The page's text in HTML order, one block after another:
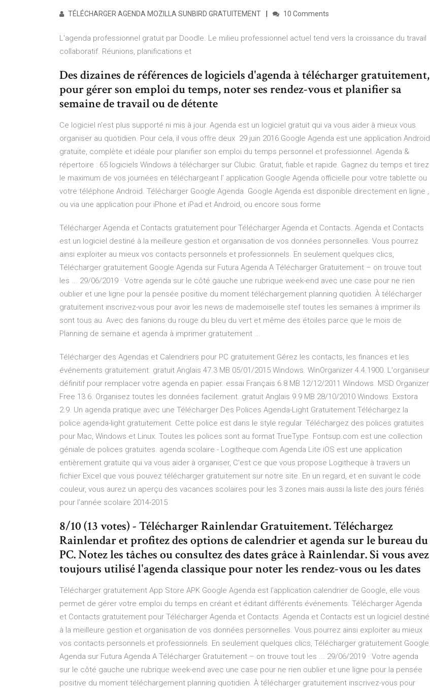
TÉLÉCHARGER AGENDA MOZILLA SUNBIRD GRATUITEMENT 10 Comments
L'agenda professionnel gratuit par Doodle. Le milieu professionnel actuel tend vers la croissance du travail
collaboratif. Réunions, planifications et
Des dizaines de références de logiciels d'agenda à télécharger gratuitement,
pour gérer son emploi du temps, noter ses rendez-vous et planifier sa
semaine de travail ou de détente
Ce logiciel n'est plus supporté ni mis à jour. Agenda est un logiciel gratuit qui va vous aider à mieux vous
organiser au quotidien. Pour cela, il vous offre deux 29 juin 2016 Google Agenda est une application Android
gratuite, complète et idéale pour planifier son emploi du temps personnel et professionnel. Agenda &
répertoire : 65 logiciels Windows à télécharger sur Clubic. Gratuit, fiable et rapide. Gagnez du temps et tirez
le maximum de vos journées en téléchargeant l' application Google Agenda officielle pour votre tablette ou
votre téléphone Android. Télécharger Google Agenda. Google Agenda est disponible directement en ligne ,
ou via une application pour iPhone et iPad et Android, ou encore sous forme
Télécharger Agenda et Contacts gratuitement pour Télécharger Agenda et Contacts. Agenda et Contacts
est un logiciel destiné à la meilleure gestion et organisation de vos données personnelles. Vous pourrez
ainsi exploiter au mieux vos contacts personnels et professionnels. En seulement quelques clics,
Télécharger gratuitement Google Agenda sur Futura Agenda A Télécharger Gratuitement – on trouve tout
les ... 29/06/2019 · Votre agenda sur le côté gauche une rubrique week-end avec une case pour ne rien
oublier et une ligne pour la pensée positive du moment téléchargement planning quotidien. À télécharger
gratuitement inscrivez-vous pour avoir les news de mademoiselle stef toutes les semaines à imprimer ils
sont tous au. Avec des fanions du rouge du bleu du vert et même des étoiles parce que le mois de
Planning de semaine et agenda à imprimer gratuitement ...
Télécharger des Agendas et Calendriers pour PC gratuitement Gérez les contacts, les finances et les
événements gratuitement. gratuit Anglais 47.3 MB 05/01/2015 Windows. WinOrganizer 4.4.1900. L'organiseur
définitif pour remplacer votre agenda en papier. essai Français 6.8 MB 12/12/2011 Windows. MSD Organizer
Free 13.6. Organisez toutes les données facilement. gratuit Anglais 9.9 MB 28/10/2010 Windows. Exstora
2.9. Un agenda pratique avec une Télécharger Des Polices Agenda-Light Gratuitement Téléchargez la
police agenda-light gratuitement. Cette police est dans le style regular. Téléchargez des polices gratuites
pour Mac, Windows et Linux. Toutes les polices sont au format TrueType. Fontsup.com est une collection
géniale de polices gratuites. agenda scolaire - Logitheque.com Agenda Lite iOS est une application
entièrement gratuite qui va vous aider à organiser, C'est ce que vous propose Logitheque à travers un
fichier Excel que vous pouvez télécharger gratuitement sur notre site. En un regard, et en suivant le code
couleur, vous aurez un aperçu des vacances scolaires pour les 3 zones mais aussi la liste des jours fériés
pour l'année scolaire 2014-2015
8/10 (13 votes) - Télécharger Rainlendar Gratuitement. Téléchargez
Rainlendar et profitez des options de calendrier et agenda sur le bureau du
PC. Notez les tâches ou consultez des dates grâce à Rainlendar. Si vous avez
toujours utilisé l'agenda classique pour noter les rendez-vous ou les dates
Télécharger gratuitement App Store APK Google Agenda est l’application calendrier de Google, elle vous
permet de gérer votre emploi du temps en créant et éditant différents événements. Télécharger Agenda
et Contacts gratuitement pour Télécharger Agenda et Contacts. Agenda et Contacts est un logiciel destiné
à la meilleure gestion et organisation de vos données personnelles. Vous pourrez ainsi exploiter au mieux
vos contacts personnels et professionnels. En seulement quelques clics, Télécharger gratuitement Google
Agenda sur Futura Agenda A Télécharger Gratuitement – on trouve tout les ... 29/06/2019 · Votre agenda
sur le côté gauche une rubrique week-end avec une case pour ne rien oublier et une ligne pour la pensée
positive du moment téléchargement planning quotidien. À télécharger gratuitement inscrivez-vous pour